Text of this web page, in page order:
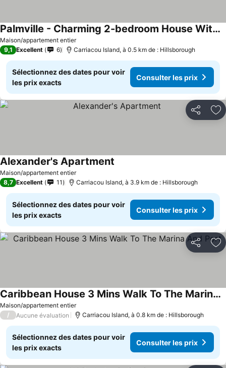
Maison/appartement entier
Palmville - Charming 2-bedroom House With Ac, Wifi
Consulter les prix
9,1 Excellent 6 Carriacou Island, à 0.5 km de : Hillsborough
Sélectionnez des dates pour voir
les prix exacts
Consulter les prix
Partager
Maison/appartement entier
Alexander's Apartment
8,7 Excellent 11 Carriacou Island, à 3.9 km de : Hillsborough
Sélectionnez des dates pour voir
les prix exacts
Consulter les prix
Partager
Maison/appartement entier
Caribbean House 3 Mins Walk To The Marina And Port
Consulter les prix
/ Aucune évaluation Carriacou Island, à 0.8 km de : Hillsborough
Sélectionnez des dates pour voir
les prix exacts
Consulter les prix